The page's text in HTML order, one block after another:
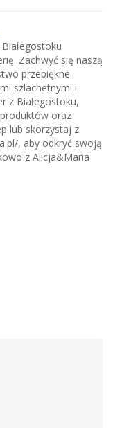
Zachwyć się naszą
przepiękne
szlachetnymi i
z Białegostoku,
oraz
lub skorzystaj z
, aby odkryć swoją
z Alicja&Maria